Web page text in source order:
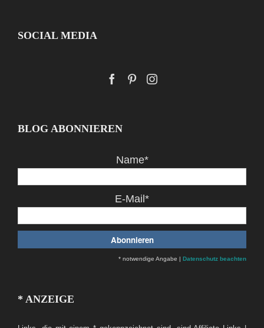
SOCIAL MEDIA
BLOG ABONNIEREN
Name*
E-Mail*
* notwendige Angabe | Datenschutz beachten
* ANZEIGE